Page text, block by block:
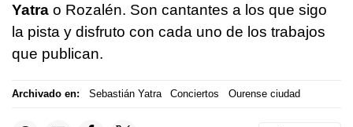
Yatra o Rozalén. Son cantantes a los que sigo
la pista y disfruto con cada uno de los trabajos
que publican.
Archivado en: Sebastián Yatra Conciertos Ourense ciudad